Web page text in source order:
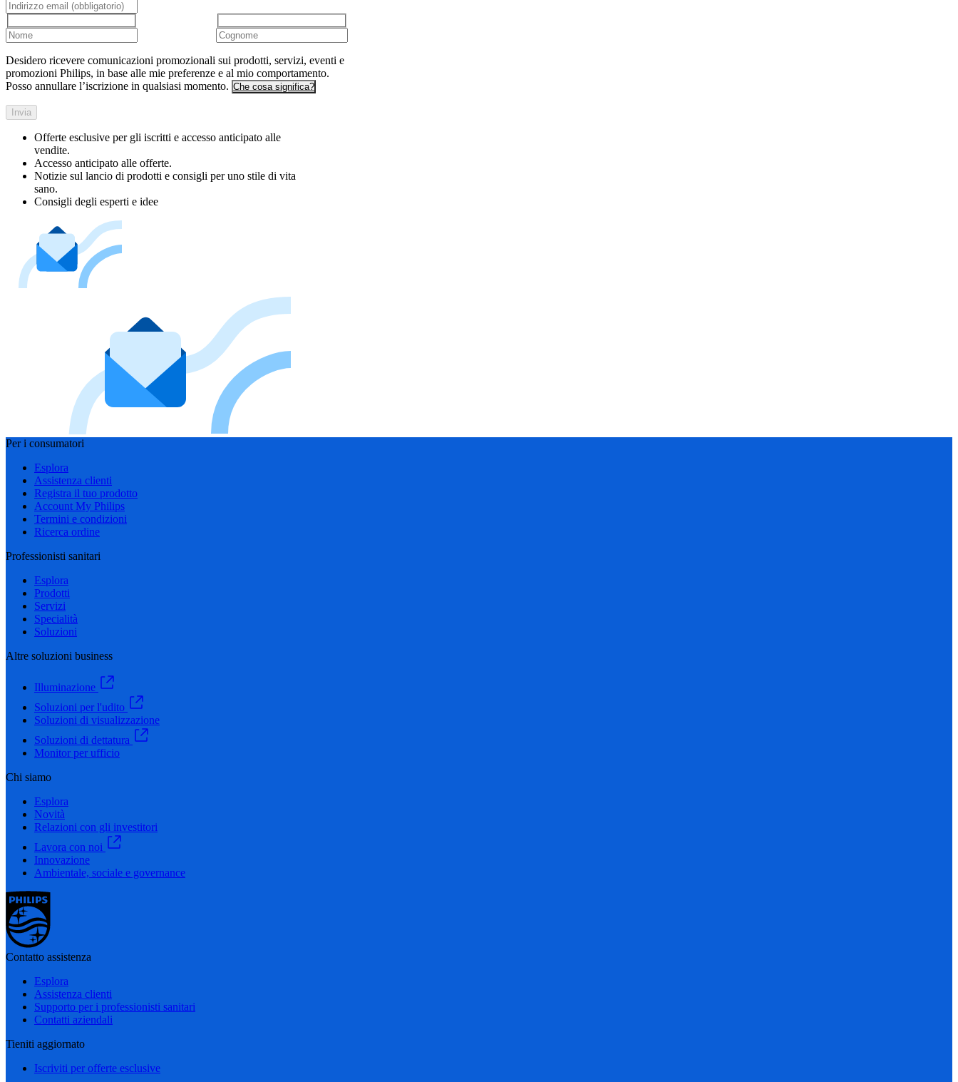
Desidero ricevere comunicazioni promozionali sui prodotti, servizi, eventi e
promozioni Philips, in base alle mie preferenze e al mio comportamento.
Posso annullare l’iscrizione in qualsiasi momento. Che cosa significa?
Invia
Offerte esclusive per gli iscritti e accesso anticipato alle
vendite.
Accesso anticipato alle offerte.
Notizie sul lancio di prodotti e consigli per uno stile di vita
sano.
Consigli degli esperti e idee
Per i consumatori
Esplora
Assistenza clienti
Registra il tuo prodotto
Account My Philips
Termini e condizioni
Ricerca ordine
Professionisti sanitari
Esplora
Prodotti
Servizi
Specialità
Soluzioni
Altre soluzioni business
Illuminazione
Soluzioni per l'udito
Soluzioni di visualizzazione
Soluzioni di dettatura
Monitor per ufficio
Chi siamo
Esplora
Novità
Relazioni con gli investitori
Lavora con noi
Innovazione
Ambientale, sociale e governance
Contatto assistenza
Esplora
Assistenza clienti
Supporto per i professionisti sanitari
Contatti aziendali
Tieniti aggiornato
Iscriviti per offerte esclusive